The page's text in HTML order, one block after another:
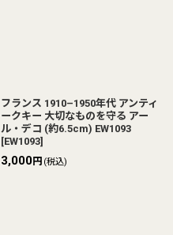
フランス 1910–1950年代 アンティ
ークキー 大切なものを守る アー
ル・デコ (約6.5cm) EW1093
[EW1093]
3,000円 (税込)